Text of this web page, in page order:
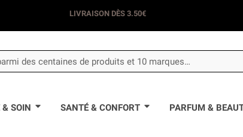
LIVRAISON DÈS 3.50€
& SOIN SANTÉ & CONFORT PARFUM &